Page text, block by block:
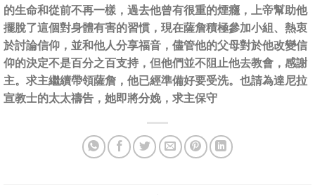
的生命和從前不再一樣，過去他曾有很重的煙癮，上帝幫助他
擺脫了這個對身體有害的習慣，現在薩詹積極參加小組、熱衷
於討論信仰，並和他人分享福音，儘管他的父母對於他改變信
仰的決定不是百分之百支持，但他們並不阻止他去教會，感謝
主。求主繼續帶領薩詹，他已經準備好要受洗。也請為達尼拉
宣教士的太太禱告，她即將分娩，求主保守